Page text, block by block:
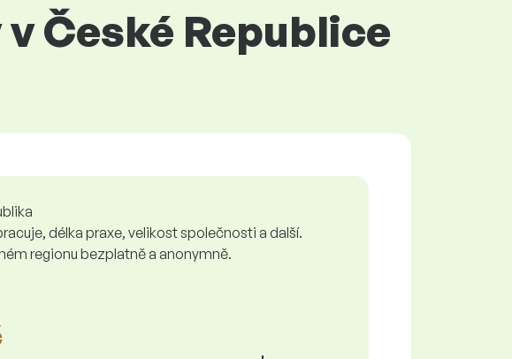
České Republice
délka praxe, velikost společnosti a další.
regionu bezplatně a anonymně.